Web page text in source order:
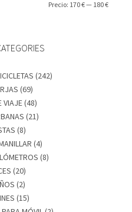
Precio
Precio
Precio: 170 €— 180 €
(242)
(69)
VIAJE(48)
(21)
(8)
(4)
(8)
(20)
(2)
(15)